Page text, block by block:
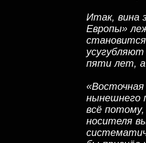
Итак, вина
Европы»
пяти лет, а
нынешнего
всё
носителя